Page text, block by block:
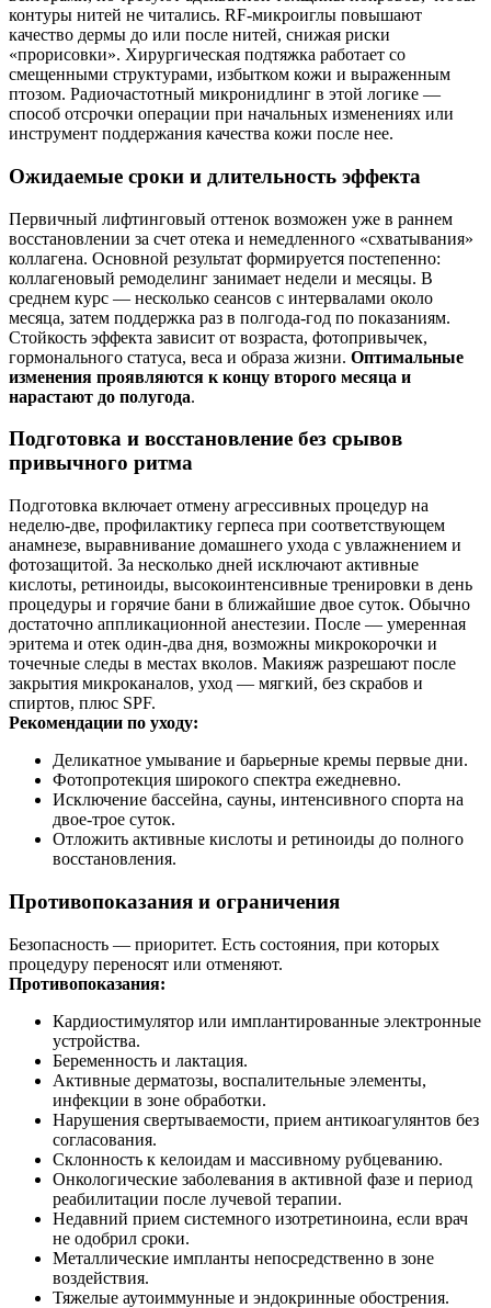
контуры нитей не читались. RF‑микроиглы повышают
качество дермы до или после нитей, снижая риски
«прорисовки». Хирургическая подтяжка работает со
смещенными структурами, избытком кожи и выраженным
птозом. Радиочастотный микронидлинг в этой логике —
способ отсрочки операции при начальных изменениях или
инструмент поддержания качества кожи после нее.
Ожидаемые сроки и длительность эффекта
Первичный лифтинговый оттенок возможен уже в раннем
восстановлении за счет отека и немедленного «схватывания»
коллагена. Основной результат формируется постепенно:
коллагеновый ремоделинг занимает недели и месяцы. В
среднем курс — несколько сеансов с интервалами около
месяца, затем поддержка раз в полгода‑год по показаниям.
Стойкость эффекта зависит от возраста, фотопривычек,
гормонального статуса, веса и образа жизни. Оптимальные
изменения проявляются к концу второго месяца и
нарастают до полугода.
Подготовка и восстановление без срывов
привычного ритма
Подготовка включает отмену агрессивных процедур на
неделю‑две, профилактику герпеса при соответствующем
анамнезе, выравнивание домашнего ухода с увлажнением и
фотозащитой. За несколько дней исключают активные
кислоты, ретиноиды, высокоинтенсивные тренировки в день
процедуры и горячие бани в ближайшие двое суток. Обычно
достаточно аппликационной анестезии. После — умеренная
эритема и отек один‑два дня, возможны микрокорочки и
точечные следы в местах вколов. Макияж разрешают после
закрытия микроканалов, уход — мягкий, без скрабов и
спиртов, плюс SPF.
Рекомендации по уходу:
Деликатное умывание и барьерные кремы первые дни.
Фотопротекция широкого спектра ежедневно.
Исключение бассейна, сауны, интенсивного спорта на
двое‑трое суток.
Отложить активные кислоты и ретиноиды до полного
восстановления.
Противопоказания и ограничения
Безопасность — приоритет. Есть состояния, при которых
процедуру переносят или отменяют.
Противопоказания:
Кардиостимулятор или имплантированные электронные
устройства.
Беременность и лактация.
Активные дерматозы, воспалительные элементы,
инфекции в зоне обработки.
Нарушения свертываемости, прием антикоагулянтов без
согласования.
Склонность к келоидам и массивному рубцеванию.
Онкологические заболевания в активной фазе и период
реабилитации после лучевой терапии.
Недавний прием системного изотретиноина, если врач
не одобрил сроки.
Металлические импланты непосредственно в зоне
воздействия.
Тяжелые аутоиммунные и эндокринные обострения.